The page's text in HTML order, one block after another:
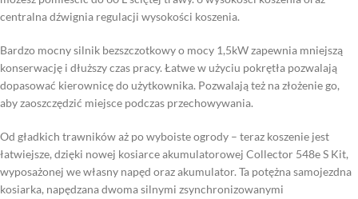
centralna dźwignia regulacji wysokości koszenia.
Bardzo mocny silnik bezszczotkowy o mocy 1,5kW zapewnia mniejszą
konserwację i dłuższy czas pracy. Łatwe w użyciu pokrętła pozwalają
dopasować kierownicę do użytkownika. Pozwalają też na złożenie go,
aby zaoszczędzić miejsce podczas przechowywania.
Od gładkich trawników aż po wyboiste ogrody – teraz koszenie jest
łatwiejsze, dzięki nowej kosiarce akumulatorowej Collector 548e S Kit,
wyposażonej we własny napęd oraz akumulator. Ta potężna samojezdna
kosiarka, napędzana dwoma silnymi zsynchronizowanymi